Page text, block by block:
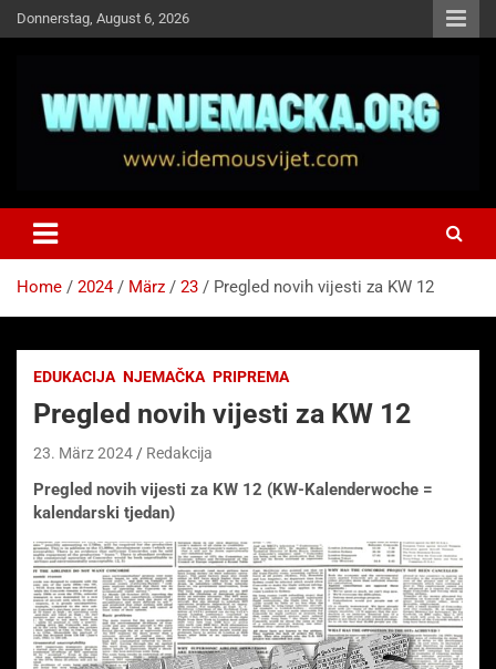
Skip
to
Donnerstag, August 6, 2026
Idemo u Svijet-Njemacka!
Home 2024 März 23 Pregled novih vijesti za KW 12
EDUKACIJA NJEMAČKA PRIPREMA
Pregled novih vijesti za KW 12
23. März 2024 Redakcija
Pregled novih vijesti za KW 12 (KW-Kalenderwoche =
kalendarski tjedan)